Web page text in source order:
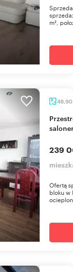
m²,
48,90
Przestronne 2-pokojowe mieszkanie z dużym
239
Ofertą
bloku w